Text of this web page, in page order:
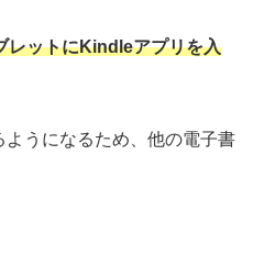
レットにKindleアプリを入
うになるため、他の電子書